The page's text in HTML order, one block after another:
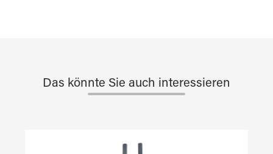
Das könnte Sie auch interessieren